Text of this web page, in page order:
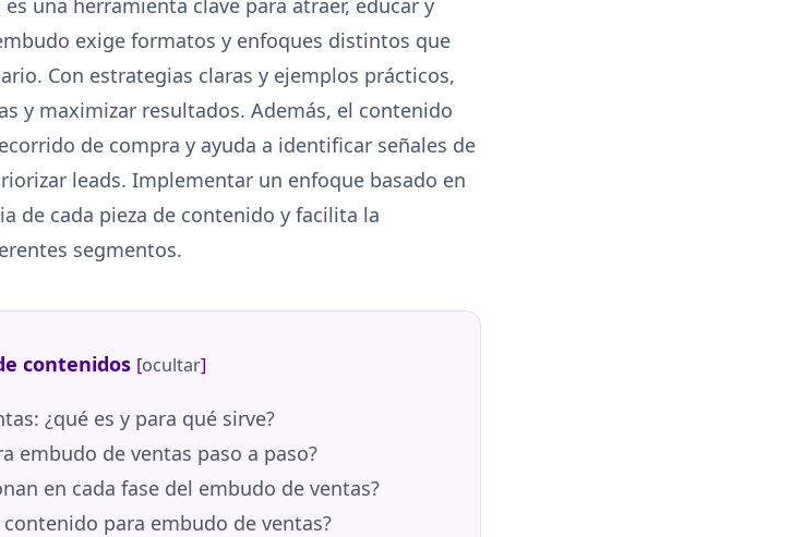
una herramienta clave para atraer, educar y
exige formatos y enfoques distintos que
Con estrategias claras y ejemplos prácticos,
y maximizar resultados. Además, el contenido
de compra y ayuda a identificar señales de
leads. Implementar un enfoque basado en
de cada pieza de contenido y facilita la
segmentos.
contenidos [ocultar]
¿qué es y para qué sirve?
embudo de ventas paso a paso?
en cada fase del embudo de ventas?
para embudo de ventas?